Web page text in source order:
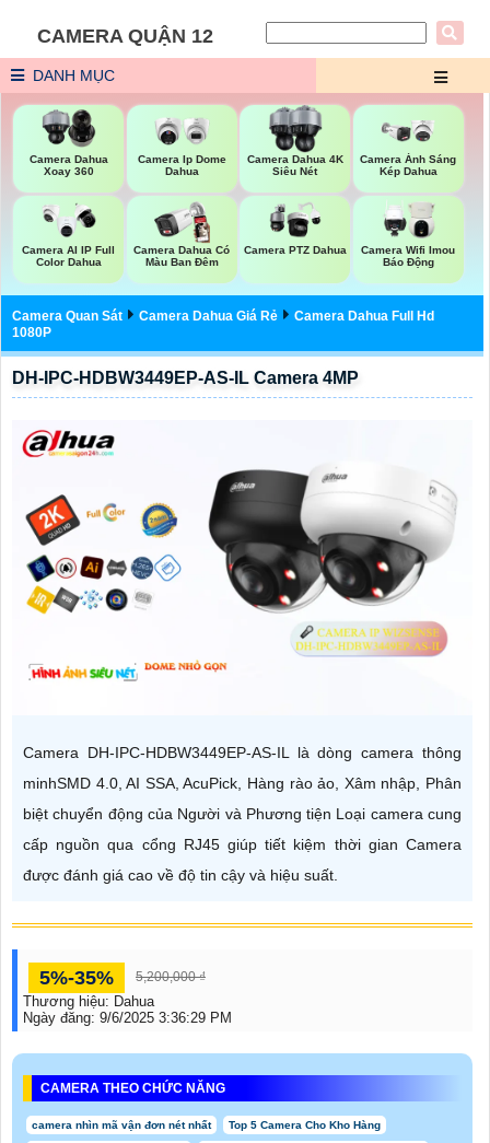
CAMERA QUẬN 12
DANH MỤC
Camera Dahua
Xoay 360
Camera Ip Dome
Dahua
Camera Dahua 4K
Siêu Nét
Camera Ánh Sáng
Kép Dahua
Camera AI IP Full
Color Dahua
Camera Dahua Có
Màu Ban Đêm
Camera PTZ Dahua
Camera Wifi Imou
Báo Động
Camera Quan Sát Camera Dahua Giá Rẻ
Camera Dahua Full Hd
1080P
DH-IPC-HDBW3449EP-AS-IL Camera 4MP
Camera DH-IPC-HDBW3449EP-AS-IL là dòng camera thông
minhSMD 4.0, AI SSA, AcuPick, Hàng rào ảo, Xâm nhập, Phân
biệt chuyển động của Người và Phương tiện Loại camera cung
cấp nguồn qua cổng RJ45 giúp tiết kiệm thời gian Camera
được đánh giá cao về độ tin cậy và hiệu suất.
5%-35% 5,200,000 ₫
Thương hiệu: Dahua
Ngày đăng: 9/6/2025 3:36:29 PM
CAMERA THEO CHỨC NĂNG
camera nhìn mã vận đơn nét nhất Top 5 Camera Cho Kho Hàng